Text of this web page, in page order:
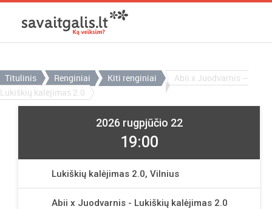
Titulinis Renginiai Kiti renginiai
Abii x Juodvarnis –
Lukiškių kalėjimas 2.0
2026 rugpjūčio 22
19:00
Lukiškių kalėjimas 2.0, Vilnius
Abii x Juodvarnis - Lukiškių kalėjimas 2.0